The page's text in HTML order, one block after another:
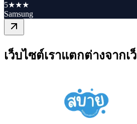
5★★★
Samsung
เว็บไซต์เราแตกต่างจากเ